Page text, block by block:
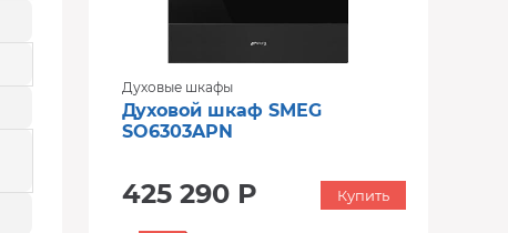
Духовые шкафы
Духовой шкаф SMEG
SO6303APN
425 290 Р Купить